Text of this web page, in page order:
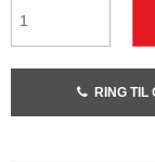
RING TIL